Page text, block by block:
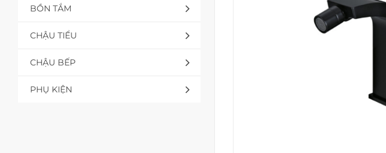
BỒN TẮM
CHẬU TIỂU
CHẬU BẾP
PHỤ KIỆN